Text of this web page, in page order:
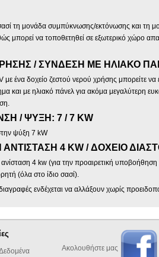
τη μονάδα συμπύκνωσης/εκτόνωσης και
μπορεί να τοποθετηθεί σε εξωτερικό χώρο
/ ΣΥΝΔΕΣΗ ΜΕ ΗΛΙΑΚΟ
ένα δοχείο ζεστού νερού χρήσης μπορείτε να
και με ηλιακό πάνελ για ακόμα μεγαλύτερη
/ ΨΥΞΗ: 7 / 7 ΚW
ψύξη 7 kW
4 KW / ΔΟΧΕΙΟ
4 kw (για την προαιρετική
(όλα στο ίδιο σασί).
ενδέχεται να αλλάξουν χωρίς
Ακολουθήστε μας